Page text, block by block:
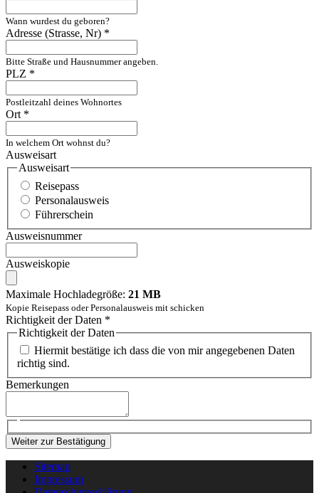
Wann wurdest du geboren?
Adresse (Strasse, Nr) *
Bitte Straße und Hausnummer angeben.
PLZ *
Postleitzahl deines Wohnortes
Ort *
In welchem Ort wohnst du?
Ausweisart
Ausweisart
Reisepass
Personalausweis
Führerschein
Ausweisnummer
Ausweiskopie
Maximale Hochladegröße: 21 MB
Kopie Reisepass oder Personalausweis mit schicken
Richtigkeit der Daten *
Richtigkeit der Daten
Hiermit bestätige ich dass die von mir angegebenen Daten
richtig sind.
Bemerkungen
Weiter zur Bestätigung
Sitemap
Impressum